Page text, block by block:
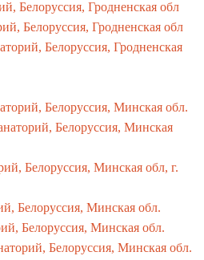
Белоруссия, Гродненская обл
Белоруссия, Гродненская обл
Белоруссия, Гродненская
Белоруссия, Минская обл.
Белоруссия, Минская
Белоруссия, Минская обл, г.
Белоруссия, Минская обл.
Белоруссия, Минская обл.
Белоруссия, Минская обл.